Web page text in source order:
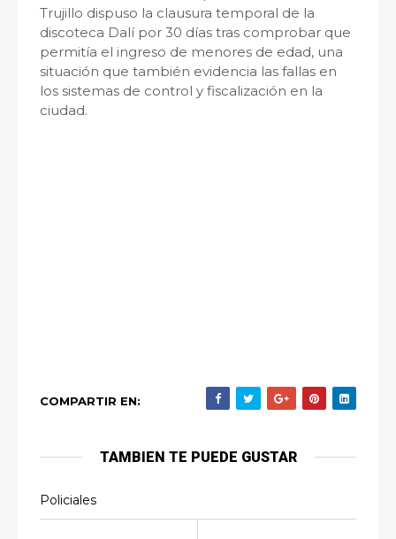
Trujillo dispuso la clausura temporal de la
discoteca Dalí por 30 días tras comprobar que
permitía el ingreso de menores de edad, una
situación que también evidencia las fallas en
los sistemas de control y fiscalización en la
ciudad.
COMPARTIR EN:
TAMBIEN TE PUEDE GUSTAR
Policiales